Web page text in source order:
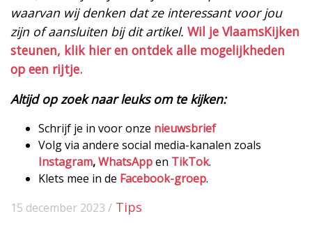
waarvan wij denken dat ze interessant voor jou
zijn of aansluiten bij dit artikel. Wil je VlaamsKijken
steunen, klik hier en ontdek alle mogelijkheden
op een rijtje.
Altijd op zoek naar leuks om te kijken:
Schrijf je in voor onze nieuwsbrief
Volg via andere social media-kanalen zoals
Instagram,WhatsAppen TikTok.
Klets mee in de Facebook-groep.
15 december 2023 / Tips